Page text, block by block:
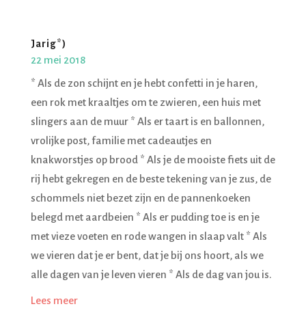
Jarig*)
22 mei 2018
* Als de zon schijnt en je hebt confetti in je haren,
een rok met kraaltjes om te zwieren, een huis met
slingers aan de muur * Als er taart is en ballonnen,
vrolijke post, familie met cadeautjes en
knakworstjes op brood * Als je de mooiste fiets uit de
rij hebt gekregen en de beste tekening van je zus, de
schommels niet bezet zijn en de pannenkoeken
belegd met aardbeien * Als er pudding toe is en je
met vieze voeten en rode wangen in slaap valt * Als
we vieren dat je er bent, dat je bij ons hoort, als we
alle dagen van je leven vieren * Als de dag van jou is.
Lees meer